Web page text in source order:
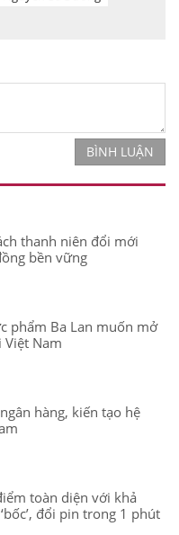
BÌNH LUẬN
thanh niên đổi mới
bền vững
phẩm Ba Lan muốn mở
Nam
hàng, kiến tạo hệ
toàn diện với khả
đổi pin trong 1 phút